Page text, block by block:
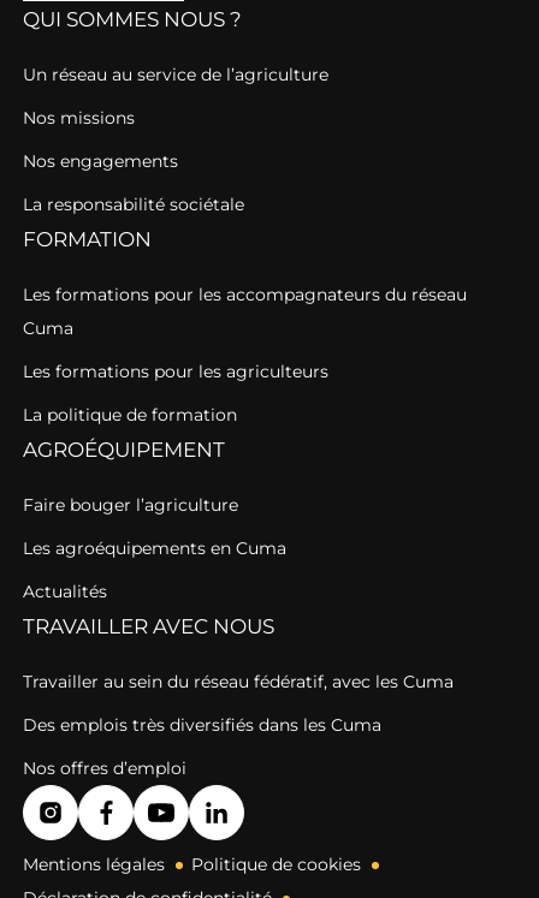
QUI SOMMES NOUS ?
Un réseau au service de l’agriculture
Nos missions
Nos engagements
La responsabilité sociétale
FORMATION
Les formations pour les accompagnateurs du réseau
Cuma
Les formations pour les agriculteurs
La politique de formation
AGROÉQUIPEMENT
Faire bouger l’agriculture
Les agroéquipements en Cuma
Actualités
TRAVAILLER AVEC NOUS
Travailler au sein du réseau fédératif, avec les Cuma
Des emplois très diversifiés dans les Cuma
Nos offres d’emploi
Mentions légales
Politique de cookies